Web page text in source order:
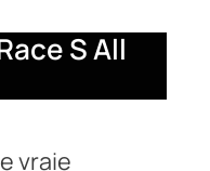
S All
vraie